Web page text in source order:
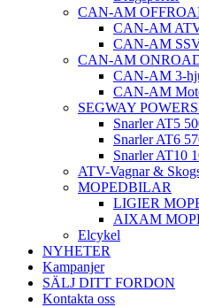
CAN-AM
CAN-AM
CAN-AM
CAN-AM
CAN-AM 3-
CAN-AM
SEGWAY
Snarler AT5
Snarler AT6
Snarler AT10
ATV-Vagnar &
MOPEDBILAR
LIGIER
AIXAM
Elcykel
NYHETER
Kampanjer
SÄLJ DITT FORDON
Kontakta oss